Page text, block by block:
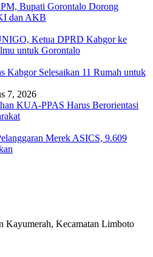
Bupati Gorontalo Dorong
dan AKB
Ketua DPRD Kabgor ke
untuk Gorontalo
Kabgor Selesaikan 11 Rumah untuk
7, 2026
KUA-PPAS Harus Berorientasi
Merek ASICS, 9.609
Kayumerah, Kecamatan Limboto